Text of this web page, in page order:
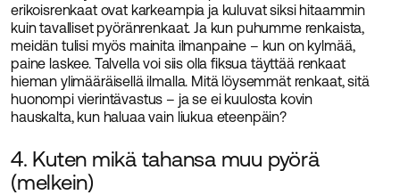
erikoisrenkaat ovat karkeampia ja kuluvat siksi hitaammin
kuin tavalliset pyöränrenkaat. Ja kun puhumme renkaista,
meidän tulisi myös mainita ilmanpaine – kun on kylmää,
paine laskee. Talvella voi siis olla fiksua täyttää renkaat
hieman ylimääräisellä ilmalla. Mitä löysemmät renkaat, sitä
huonompi vierintävastus – ja se ei kuulosta kovin
hauskalta, kun haluaa vain liukua eteenpäin?
4. Kuten mikä tahansa muu pyörä
(melkein)